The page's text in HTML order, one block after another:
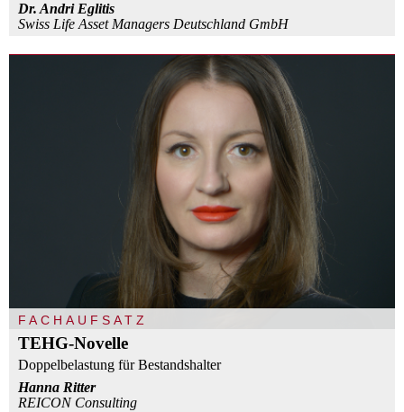
Dr. Andri Eglitis
Swiss Life Asset Managers Deutschland GmbH
FACHAUFSATZ
TEHG-Novelle
Doppelbelastung für Bestandshalter
Hanna Ritter
REICON Consulting